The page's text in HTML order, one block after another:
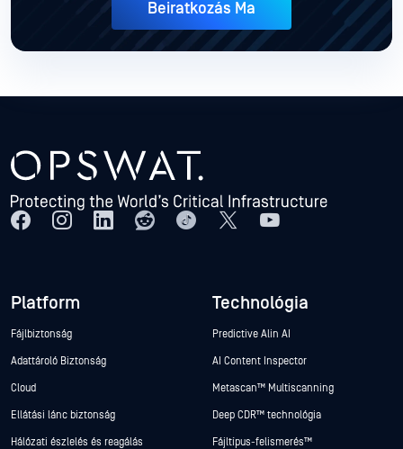
Beiratkozás Ma
Platform
Fájlbiztonság
Adattároló Biztonság
Cloud
Ellátási lánc biztonság
Hálózati észlelés és reagálás
Technológia
Predictive Alin AI
AI Content Inspector
Metascan™ Multiscanning
Deep CDR™ technológia
Fájltípus-felismerés™